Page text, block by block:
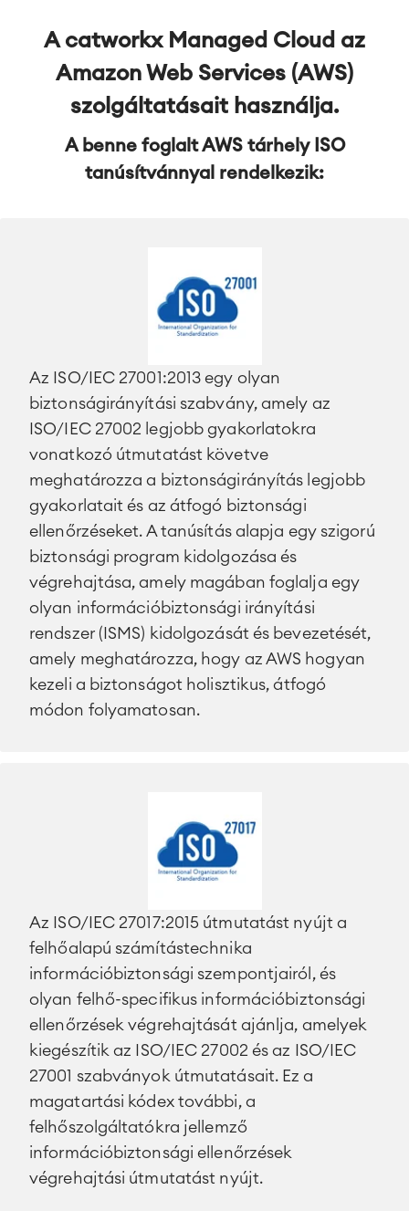
Szervízmenedzsment
IT Service Management & CMDB
Enterprise Service Management
Asset Management
Omnichannel Ügyfélszolgálat
Ipari Karbantartás
Meetingek
Közös Intranet
Virtuális Iroda
Integrációk
Mesterséges Intelligencia (AI)
SAP Integráció
Atlassian Backup & Restore
SZOLGÁLTATÁSOK
■
A catworkx Managed Cloud az
Amazon Web Services (AWS)
szolgáltatásait használja.
A benne foglalt AWS tárhely ISO
tanúsítvánnyal rendelkezik:
Az ISO/IEC 27001:2013 egy olyan
biztonságirányítási szabvány, amely az
ISO/IEC 27002 legjobb gyakorlatokra
vonatkozó útmutatást követve
meghatározza a biztonságirányítás legjobb
gyakorlatait és az átfogó biztonsági
ellenőrzéseket. A tanúsítás alapja egy szigorú
biztonsági program kidolgozása és
végrehajtása, amely magában foglalja egy
olyan információbiztonsági irányítási
rendszer (ISMS) kidolgozását és bevezetését,
amely meghatározza, hogy az AWS hogyan
kezeli a biztonságot holisztikus, átfogó
módon folyamatosan.
Az ISO/IEC 27017:2015 útmutatást nyújt a
felhőalapú számítástechnika
információbiztonsági szempontjairól, és
olyan felhő-specifikus információbiztonsági
ellenőrzések végrehajtását ajánlja, amelyek
kiegészítik az ISO/IEC 27002 és az ISO/IEC
27001 szabványok útmutatásait. Ez a
magatartási kódex további, a
felhőszolgáltatókra jellemző
információbiztonsági ellenőrzések
végrehajtási útmutatást nyújt.